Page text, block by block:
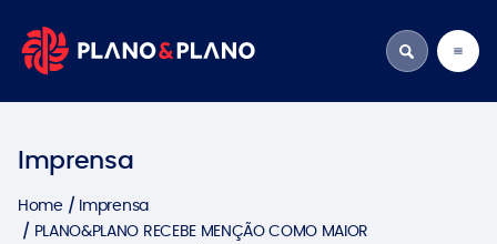
Imprensa
Home
Imprensa
PLANO&PLANO RECEBE MENÇÃO COMO MAIOR